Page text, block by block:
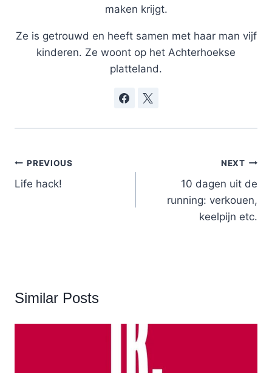
maken krijgt.
Ze is getrouwd en heeft samen met haar man vijf
kinderen. Ze woont op het Achterhoekse
platteland.
Post
navigation
PREVIOUS
Life hack!
NEXT
10 dagen uit de
running: verkouen,
keelpijn etc.
Similar Posts